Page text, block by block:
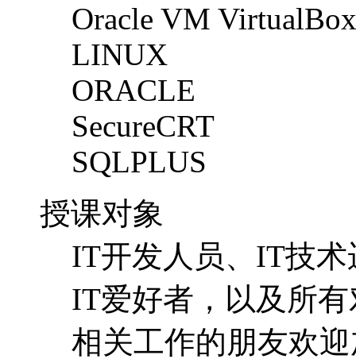
Oracle VM VirtualBox
LINUX
ORACLE
SecureCRT
SQLPLUS
授课对象
IT开发人员、IT技
IT爱好者，以及所有
相关工作的朋友欢